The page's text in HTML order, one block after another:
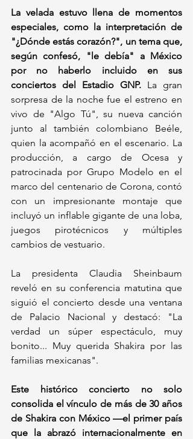
La velada estuvo llena de momentos
especiales, como la interpretación de
"¿Dónde estás corazón?", un tema que,
según confesó, "le debía" a México
por no haberlo incluido en sus
conciertos del Estadio GNP. La gran
sorpresa de la noche fue el estreno en
vivo de "Algo Tú", su nueva canción
junto al también colombiano Beéle,
quien la acompañó en el escenario. La
producción, a cargo de Ocesa y
patrocinada por Grupo Modelo en el
marco del centenario de Corona, contó
con un impresionante montaje que
incluyó un inflable gigante de una loba,
juegos pirotécnicos y múltiples
cambios de vestuario.
La presidenta Claudia Sheinbaum
reveló en su conferencia matutina que
siguió el concierto desde una ventana
de Palacio Nacional y destacó: "La
verdad un súper espectáculo, muy
bonito... Muy querida Shakira por las
familias mexicanas".
Este histórico concierto no solo
consolida el vínculo de más de 30 años
de Shakira con México —el primer país
que la abrazó internacionalmente en